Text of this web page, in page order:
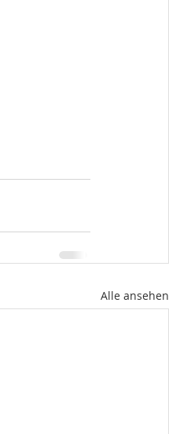
Alle ansehen